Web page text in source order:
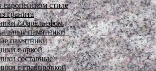
стиле
гранита
с барельефом
памятники
памятники
с аркой
составные
с гравировкой